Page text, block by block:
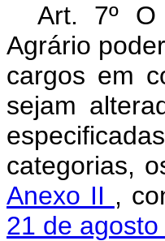
Art. 7º O
Agrário
cargos em
sejam
categorias,
Anexo II ,
21 de